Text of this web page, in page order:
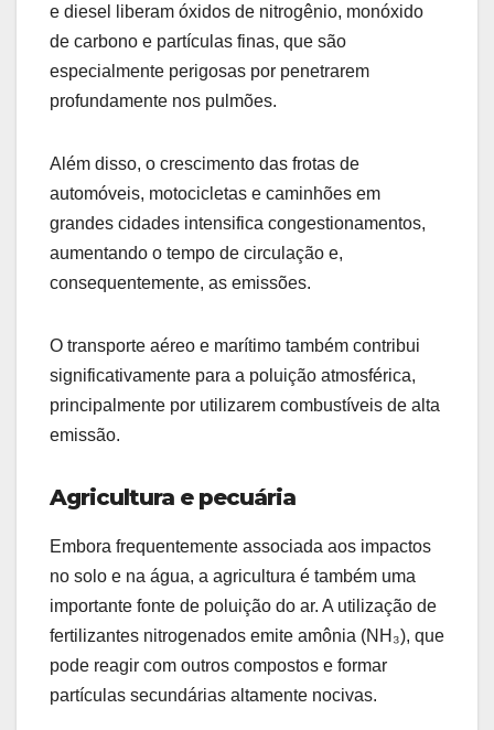
e diesel liberam óxidos de nitrogênio, monóxido
de carbono e partículas finas, que são
especialmente perigosas por penetrarem
profundamente nos pulmões.
Além disso, o crescimento das frotas de
automóveis, motocicletas e caminhões em
grandes cidades intensifica congestionamentos,
aumentando o tempo de circulação e,
consequentemente, as emissões.
O transporte aéreo e marítimo também contribui
significativamente para a poluição atmosférica,
principalmente por utilizarem combustíveis de alta
emissão.
Agricultura e pecuária
Embora frequentemente associada aos impactos
no solo e na água, a agricultura é também uma
importante fonte de poluição do ar. A utilização de
fertilizantes nitrogenados emite amônia (NH₃), que
pode reagir com outros compostos e formar
partículas secundárias altamente nocivas.